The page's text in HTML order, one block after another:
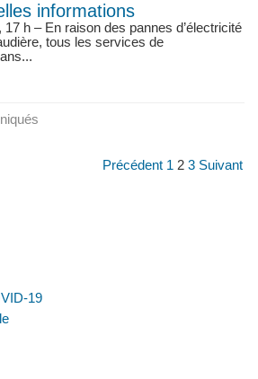
informations
h – En raison des pannes d’électricité
tous les services de
Précédent 1 2 3 Suivant
19